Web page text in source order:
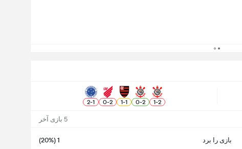
2
-
1
2
-
0
1
-
1
2
-
0
1
-
2
5 بازی آخر
بازی را برد 1 (20%)